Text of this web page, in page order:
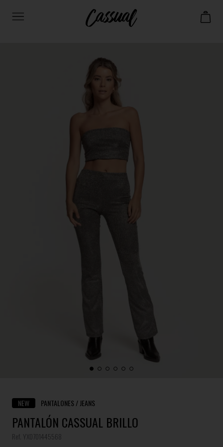
NEW PANTALONES / JEANS
PANTALÓN CASSUAL BRILLO
Ref. YX0701445568